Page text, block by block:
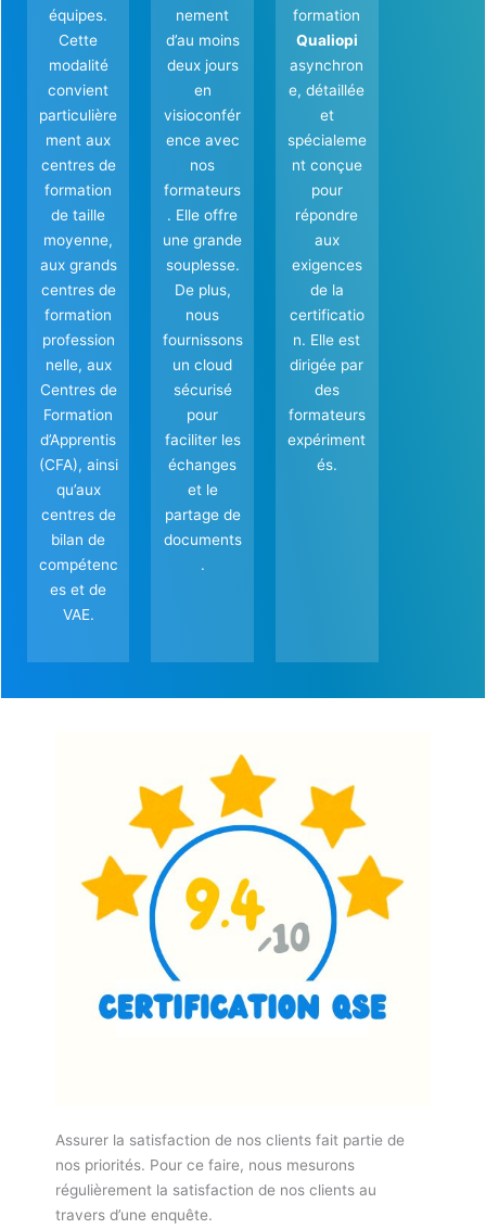
équipes.
Cette
modalité
convient
particulière
ment aux
centres de
formation
de taille
moyenne,
aux grands
centres de
formation
profession
nelle, aux
Centres de
Formation
d’Apprentis
(CFA), ainsi
qu’aux
centres de
bilan de
compétenc
es et de
VAE.
nement
d’au moins
deux jours
en
visioconfér
ence avec
nos
formateurs
. Elle offre
une grande
souplesse.
De plus,
nous
fournissons
un cloud
sécurisé
pour
faciliter les
échanges
et le
partage de
documents
.
formation
Qualiopi
asynchron
e, détaillée
et
spécialeme
nt conçue
pour
répondre
aux
exigences
de la
certificatio
n. Elle est
dirigée par
des
formateurs
expériment
és.
Assurer la satisfaction de nos clients fait partie de
nos priorités. Pour ce faire, nous mesurons
régulièrement la satisfaction de nos clients au
travers d’une enquête.